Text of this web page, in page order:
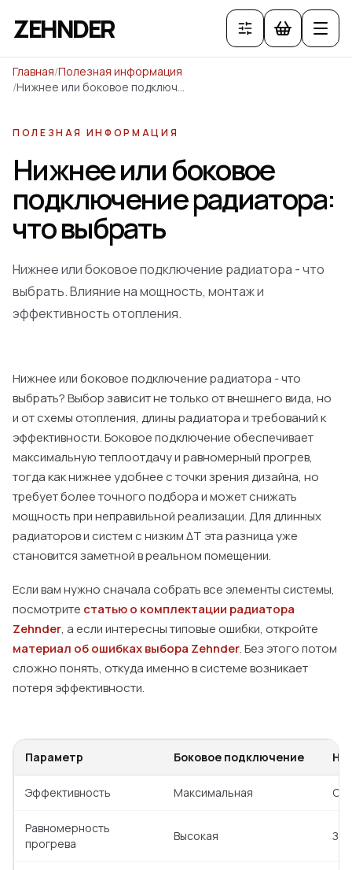
ZEHNDER
Главная/Полезная информация
/
Нижнее или боковое подключение радиатора: что выбрать
ПОЛЕЗНАЯ ИНФОРМАЦИЯ
Нижнее или боковое
подключение радиатора:
что выбрать
Нижнее или боковое подключение радиатора - что
выбрать. Влияние на мощность, монтаж и
эффективность отопления.
Нижнее или боковое подключение радиатора - что
выбрать? Выбор зависит не только от внешнего вида, но
и от схемы отопления, длины радиатора и требований к
эффективности. Боковое подключение обеспечивает
максимальную теплоотдачу и равномерный прогрев,
тогда как нижнее удобнее с точки зрения дизайна, но
требует более точного подбора и может снижать
мощность при неправильной реализации. Для длинных
радиаторов и систем с низким ΔT эта разница уже
становится заметной в реальном помещении.
Если вам нужно сначала собрать все элементы системы,
посмотрите статью о комплектации радиатора
Zehnder, а если интересны типовые ошибки, откройте
материал об ошибках выбора Zehnder. Без этого потом
сложно понять, откуда именно в системе возникает
потеря эффективности.
Параметр Боковое подключение
Эффективность Максимальная
Равномерность
прогрева
Высокая